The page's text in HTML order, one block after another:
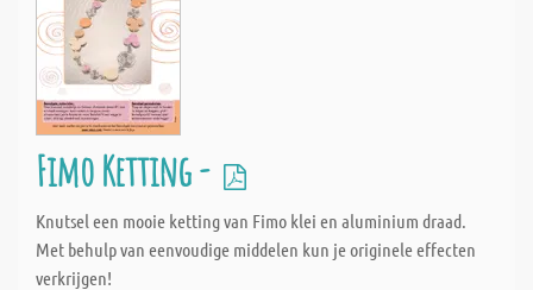
Fimo Ketting -
Knutsel een mooie ketting van Fimo klei en aluminium draad.
Met behulp van eenvoudige middelen kun je originele effecten
verkrijgen!